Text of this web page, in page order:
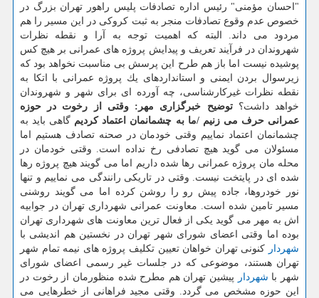
"احسان مؤمنی" رئیس اداره تصادفات پلیس راهور تهران بزرگ در
خصوص عدم وقوع تصادفات منجر به ثبت كروكی در این مسیر را هم
مردود می داند. البته كه اهمیت توجه به آرا و نقطه نظرات
شهروندان در فرآیند تعریف و پیدایش پروژه های عمرانی بر هیچ كس
پوشیده نیست اما باز هم طرح این پرسش بی مناسبت نخواهد بود كه
زیرسوال بردن ایمنی و استانداردهای یك پروژه عمرانی با اتكا به
نقطه نظرات غیركارشناسی، چه آورده ای برای شهر و شهروندان
خواهد داشت؟توضیح خبرگزاری مهر:وقتی از رخوت در حوزه
عمرانی حرف می زنیم /ما به چشمانمان اعتماد كردیم گاهی باید به
چشمانمان اعتماد نماییم وقتی خودمان در صحنه تصادف هستیم اما
مسئولان می گوید هیچ تصادفی رخ نداده است. وقتی خودمان در
محله مان پروژه عمرانی رها شده داریم اما می گویند هیچ پروژه رها
شده ای در پایتخت نیست. وقتی در تاریكی رانندگی می نماییم و تنها
نور خودروها، جاده پیش رو را روشن كرده اما می گویند روشنی
مسیر تامین شده است. معاونت عمرانی شهرداری تهران در جوابیه
اش به مهر می گوید یكی از فعال ترین معاونت های شهرداری تهران
بوده اما وقتی اعضای شورای شهر تهران در نخستین هم اندیشی با
شهردار كنونی تهران خواهان تعیین تكلیف پروژه های نیمه تمام شهر
تهران هستند، موضوعی كه در جلسات غیر رسمی اعضای شورای
شهر با شهردار
پیشین تهران هم مطرح شده منظورمان از رخوت در
این حوزه مشخص می گردد. وقتی مجید فراهانی از خطرهایی می